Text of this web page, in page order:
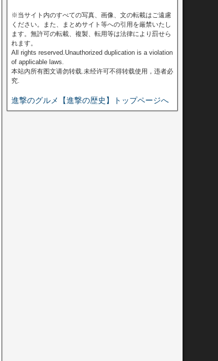
※当サイト内のすべての写真、画像、文の転載はご遠慮
ください。また、まとめサイト等への引用を厳禁いたし
ます。無許可の転載、複製、転用等は法律により罰せら
れます。
All rights reserved.Unauthorized duplication is a violation
of applicable laws.
本站內所有图文请勿转载.未经许可不得转载使用，违者必
究.
進撃のグルメ【進撃の歴史】トップページへ